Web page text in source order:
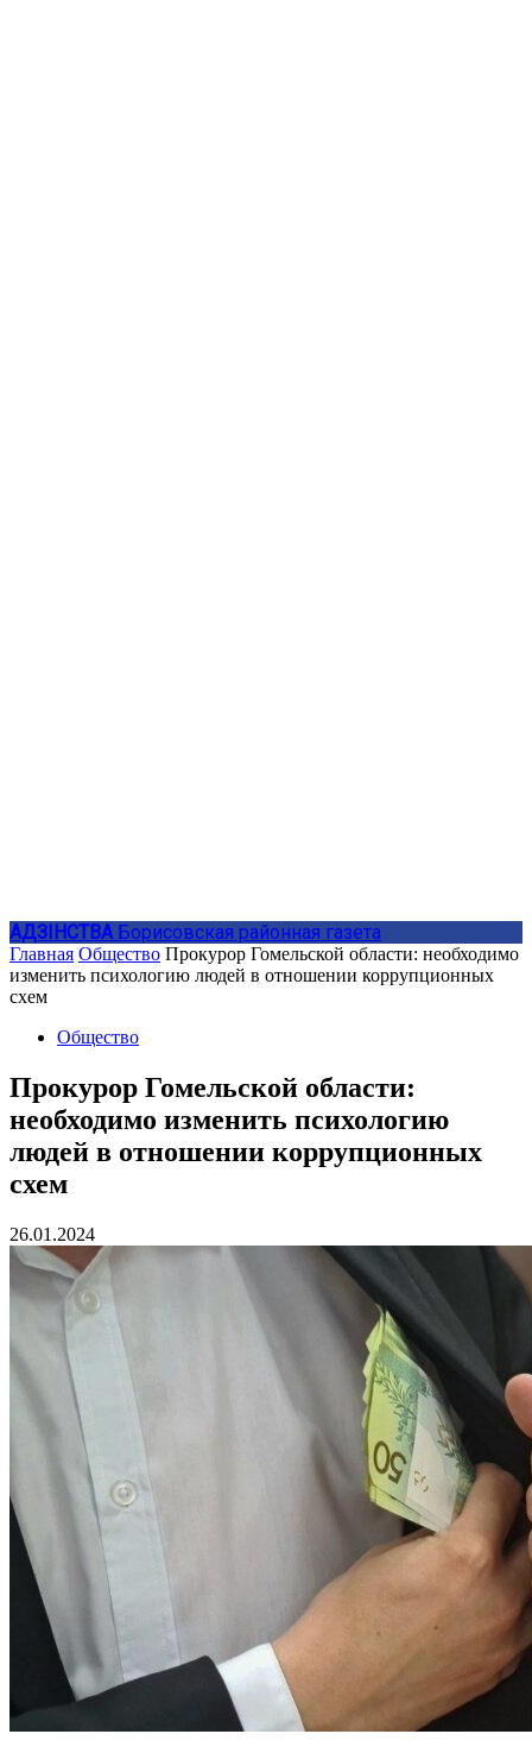
АДЗIНСТВА Борисовская районная газета
Главная Общество Прокурор Гомельской области: необходимо
изменить психологию людей в отношении коррупционных
схем
Общество
Прокурор Гомельской области:
необходимо изменить психологию
людей в отношении коррупционных
схем
26.01.2024